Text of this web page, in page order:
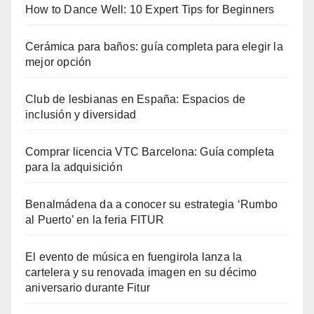
How to Dance Well: 10 Expert Tips for Beginners
Cerámica para baños: guía completa para elegir la
mejor opción
Club de lesbianas en España: Espacios de
inclusión y diversidad
Comprar licencia VTC Barcelona: Guía completa
para la adquisición
Benalmádena da a conocer su estrategia ‘Rumbo
al Puerto’ en la feria FITUR
El evento de música en fuengirola lanza la
cartelera y su renovada imagen en su décimo
aniversario durante Fitur